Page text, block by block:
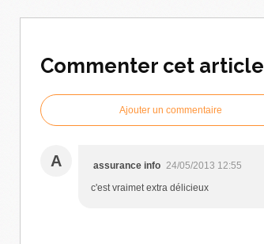
Commenter cet article
Ajouter un commentaire
A assurance info 24/05/2013 12:55
c'est vraimet extra délicieux